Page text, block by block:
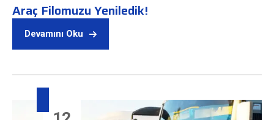
Araç Filomuzu Yeniledik!
Devamını Oku